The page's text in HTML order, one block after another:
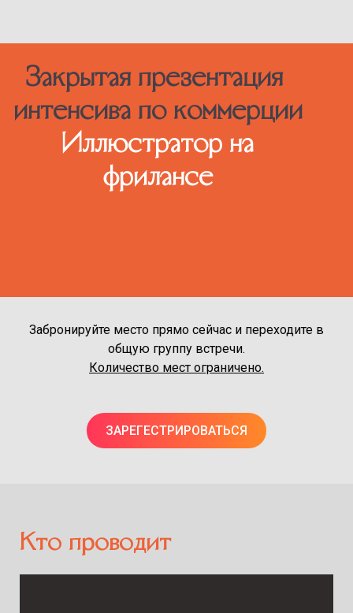
Закрытая презентация
интенсива по коммерции
Иллюстратор на
фрилансе
Забронируйте место прямо сейчас и переходите в
общую группу встречи.
Количество мест ограничено.
ЗАРЕГЕСТРИРОВАТЬСЯ
Кто проводит